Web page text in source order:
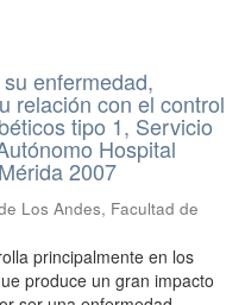
enfermedad,
relación con el control
tipo 1, Servicio
Hospital
2007
Los Andes, Facultad de
principalmente en los
produce un gran impacto